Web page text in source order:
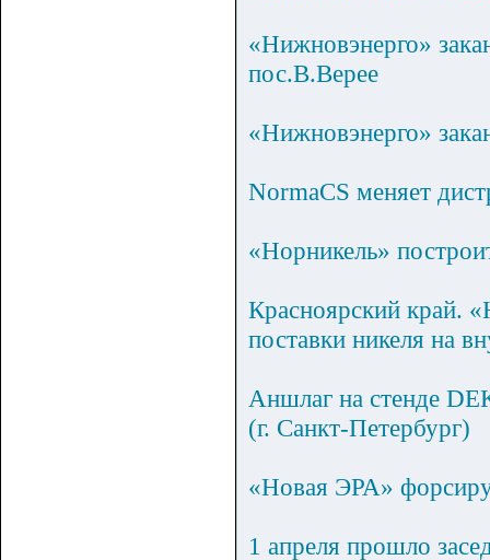
«Нижновэнерго»
пос.В.Верее
«Нижновэнерго»
NormaCS меняет
«Норникель»
Красноярский край.
поставки никеля на
Аншлаг на стенде
(г. Санкт-Петербург)
«Новая ЭРА»
1 апреля прошло